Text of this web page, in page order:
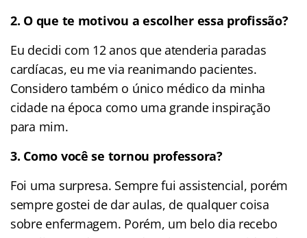
2. O que te motivou a escolher essa profissão?
Eu decidi com 12 anos que atenderia paradas
cardíacas, eu me via reanimando pacientes.
Considero também o único médico da minha
cidade na época como uma grande inspiração
para mim.
3. Como você se tornou professora?
Foi uma surpresa. Sempre fui assistencial, porém
sempre gostei de dar aulas, de qualquer coisa
sobre enfermagem. Porém, um belo dia recebo